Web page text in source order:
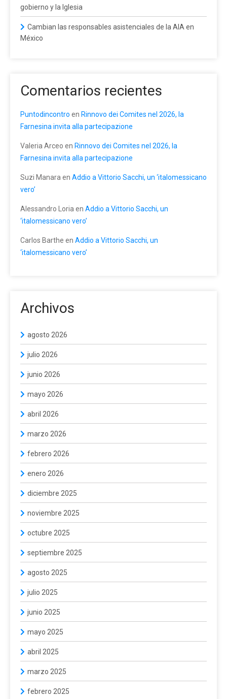
gobierno y la Iglesia
Cambian las responsables asistenciales de la AIA en
México
Comentarios recientes
Puntodincontro en Rinnovo dei Comites nel 2026, la
Farnesina invita alla partecipazione
Valeria Arceo en Rinnovo dei Comites nel 2026, la
Farnesina invita alla partecipazione
Suzi Manara en Addio a Vittorio Sacchi, un ‘italomessicano
vero’
Alessandro Loria en Addio a Vittorio Sacchi, un
‘italomessicano vero’
Carlos Barthe en Addio a Vittorio Sacchi, un
‘italomessicano vero’
Archivos
agosto 2026
julio 2026
junio 2026
mayo 2026
abril 2026
marzo 2026
febrero 2026
enero 2026
diciembre 2025
noviembre 2025
octubre 2025
septiembre 2025
agosto 2025
julio 2025
junio 2025
mayo 2025
abril 2025
marzo 2025
febrero 2025